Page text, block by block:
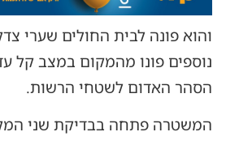
והוא פונה לבית החולים שערי
נוספים פונו מהמקום במצב קל עד
הסהר האדום לשטחי הרשות.
המשטרה פתחה בבדיקת שני